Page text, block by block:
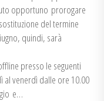
opportuno prorogare
del termine
quindi, sarà
presso le seguenti
al venerdì dalle ore 10.00
e…